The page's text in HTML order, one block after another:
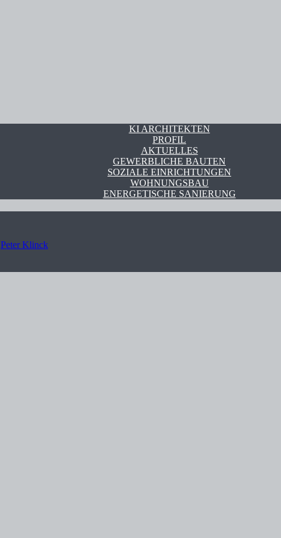
KI ARCHITEKTEN
PROFIL
AKTUELLES
GEWERBLICHE BAUTEN
SOZIALE EINRICHTUNGEN
WOHNUNGSBAU
ENERGETISCHE SANIERUNG
Peter Klinck